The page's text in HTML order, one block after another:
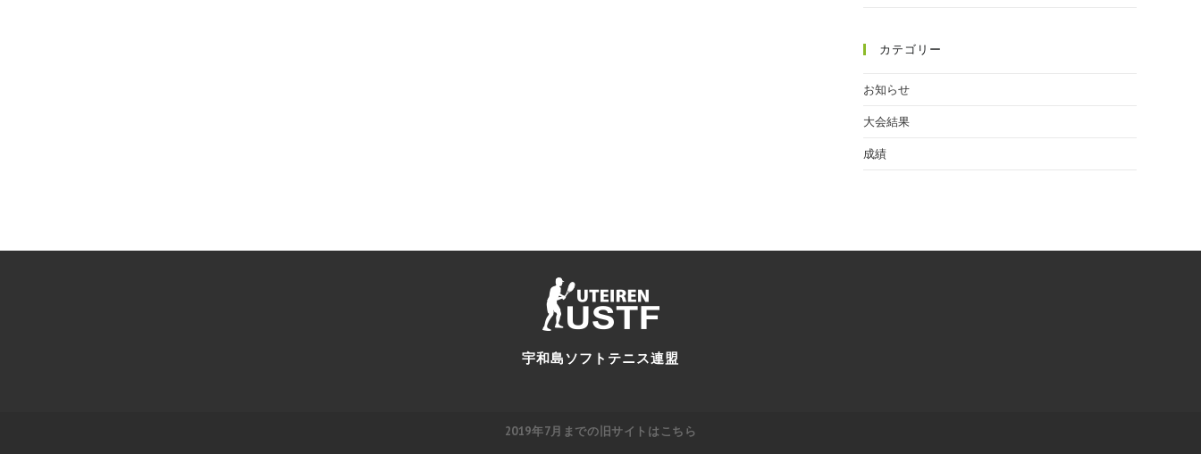
カテゴリー
お知らせ
大会結果
成績
宇和島ソフトテニス連盟
2019年7月までの旧サイトはこちら